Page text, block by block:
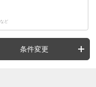
など
条件変更